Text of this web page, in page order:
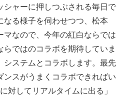
シャーに押しつぶされる毎日で
なる様子を伺わせつつ、松本
マなので、今年の紅白ならでは
ではのコラボを期待していま
システムとコラボします。最先
ンスがうまくコラボできればい
対してリアルタイムに出る」